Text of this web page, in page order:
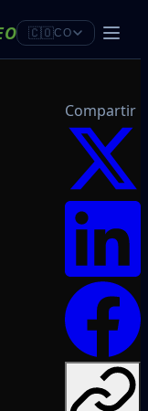
🇨🇴CO
Compartir